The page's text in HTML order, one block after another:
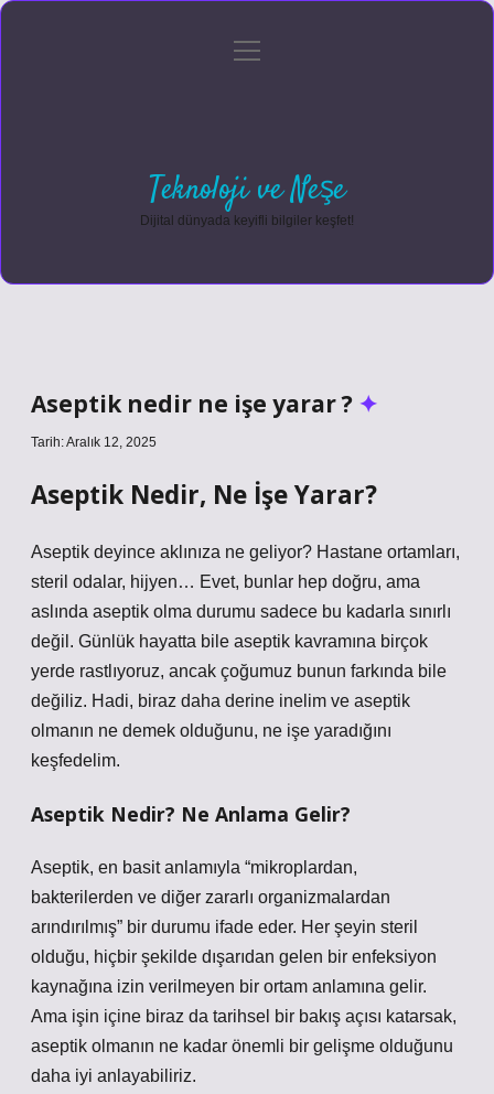
Gizlilik Politikası
menüyü
Teknoloji ve Neşe
Dijital dünyada keyifli bilgiler keşfet!
Aseptik nedir ne işe yarar ?
Tarih: Aralık 12, 2025
Aseptik Nedir, Ne İşe Yarar?
Aseptik deyince aklınıza ne geliyor? Hastane ortamları,
steril odalar, hijyen… Evet, bunlar hep doğru, ama
aslında aseptik olma durumu sadece bu kadarla sınırlı
değil. Günlük hayatta bile aseptik kavramına birçok
yerde rastlıyoruz, ancak çoğumuz bunun farkında bile
değiliz. Hadi, biraz daha derine inelim ve aseptik
olmanın ne demek olduğunu, ne işe yaradığını
keşfedelim.
Aseptik Nedir? Ne Anlama Gelir?
Aseptik, en basit anlamıyla “mikroplardan,
bakterilerden ve diğer zararlı organizmalardan
arındırılmış” bir durumu ifade eder. Her şeyin steril
olduğu, hiçbir şekilde dışarıdan gelen bir enfeksiyon
kaynağına izin verilmeyen bir ortam anlamına gelir.
Ama işin içine biraz da tarihsel bir bakış açısı katarsak,
aseptik olmanın ne kadar önemli bir gelişme olduğunu
daha iyi anlayabiliriz.